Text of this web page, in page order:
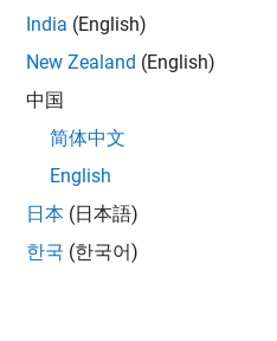
India (English)
New Zealand (English)
中国
简体中文
English
日本 (日本語)
한국 (한국어)